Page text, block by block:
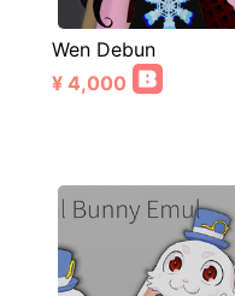
Wen Debun
¥ 4,000